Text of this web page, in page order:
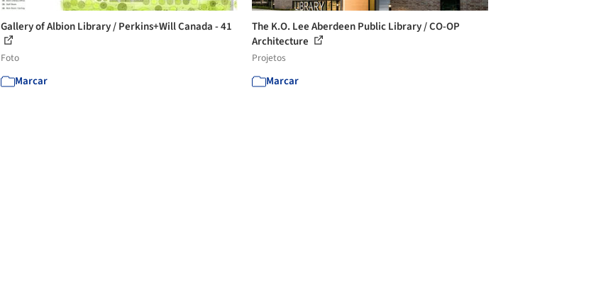
Gallery of Albion Library / Perkins+Will Canada - 41
Foto
Marcar
The K.O. Lee Aberdeen Public Library / CO-OP
Architecture
Projetos
Marcar